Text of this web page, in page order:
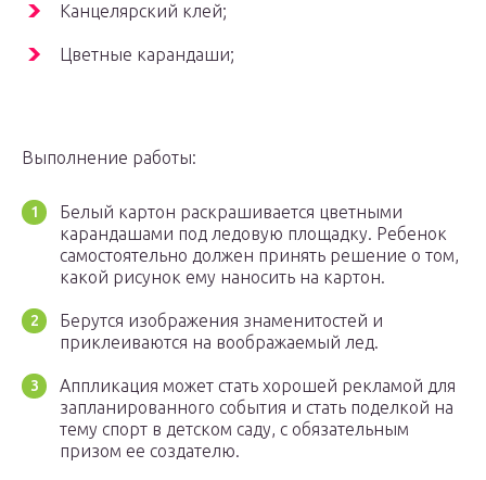
Канцелярский клей;
Цветные карандаши;
Выполнение работы:
Белый картон раскрашивается цветными
карандашами под ледовую площадку. Ребенок
самостоятельно должен принять решение о том,
какой рисунок ему наносить на картон.
Берутся изображения знаменитостей и
приклеиваются на воображаемый лед.
Аппликация может стать хорошей рекламой для
запланированного события и стать поделкой на
тему спорт в детском саду, с обязательным
призом ее создателю.